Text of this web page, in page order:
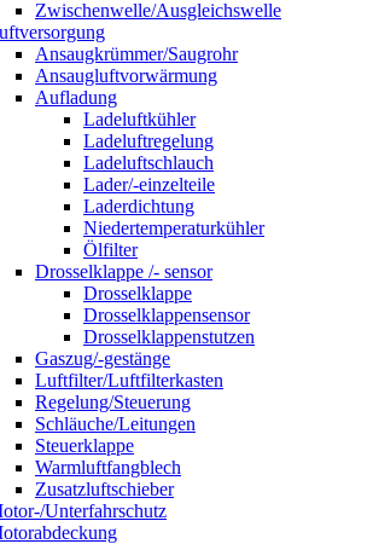
Zwischenwelle/Ausgleichswelle
Ansaugkrümmer/Saugrohr
Ansaugluftvorwärmung
Aufladung
Ladeluftkühler
Ladeluftregelung
Ladeluftschlauch
Lader/-einzelteile
Laderdichtung
Niedertemperaturkühler
Ölfilter
Drosselklappe /- sensor
Drosselklappe
Drosselklappensensor
Drosselklappenstutzen
Gaszug/-gestänge
Luftfilter/Luftfilterkasten
Regelung/Steuerung
Schläuche/Leitungen
Steuerklappe
Warmluftfangblech
Zusatzluftschieber
Unterfahrschutz